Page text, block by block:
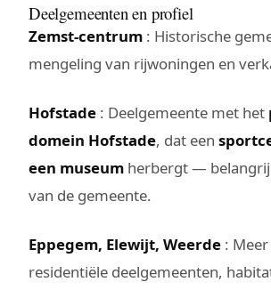
Deelgemeenten en profiel
Zemst-centrum : Historische
mengeling van rijwoningen en
Hofstade : Deelgemeente met het
domein Hofstade, dat een
een museum herbergt —
van de gemeente.
Eppegem, Elewijt, Weerde :
residentiële deelgemeenten,